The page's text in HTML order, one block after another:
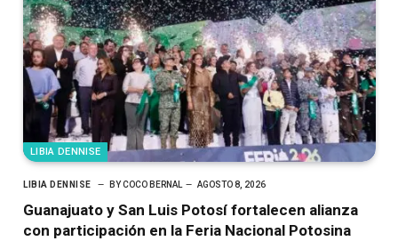
LIBIA DENNISE
LIBIA DENNISE BY COCO BERNAL AGOSTO 8, 2026
Guanajuato y San Luis Potosí fortalecen alianza
con participación en la Feria Nacional Potosina